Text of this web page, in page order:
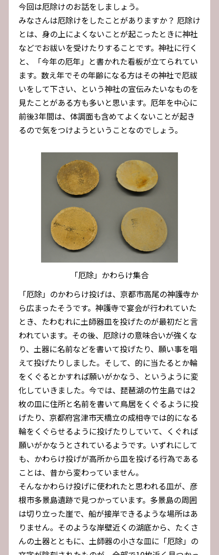
今回は厄除けのお話をしましょう。
みなさんは厄除けをしたことがありますか？ 厄除け
とは、身の上によくないことが起こったときに神社
などでお祓いを受けたりすることです。神社に行く
と、「今年の厄年」と書かれた看板が立てられてい
ます。数え年でその年齢になる方はその神社で厄祓
いをして下さい、という神社の宣伝みたいなものを
見たことがある方も多いと思います。厄年を中心に
前後3年間は、体調面も含めてよくないことが起き
るので気をつけようということなのでしょう。
「厄除」かわらけ集合
「厄除」のかわらけ投げは、京都市高尾の神護寺か
ら広まったそうです。神護寺で宴会が行われていた
とき、たわむれに土師器皿を投げたのが最初だと言
われています。その後、厄除けの意味合いが強くな
り、土器に名前などを書いて投げたり、願い事を唱
えて投げたりしました。そして、的に当たるとか輪
をくぐるとかすれば願いがかなう、というように変
化していきました。今では、琵琶湖の竹生島では2
枚の皿に住所と名前を書いて鳥居をくぐるように投
げたり、京都府宮津市天橋立の成相寺では的になる
輪をくぐらせるように投げたりしていて、くぐれば
願いがかなうとされているようです。いずれにして
も、かわらけ投げが高所から皿を投げる行為である
ことは、昔から変わっていません。
そんなかわらけ投げに使われたと思われる皿が、彦
根市多景島遺跡で見つかっています。多景島の周囲
は切り立った崖で、船が接岸できるような場所はあ
りません。そのような岸壁近くの湖底から、たくさ
んの土器とともに、土師器の小さな皿に「厄除」の